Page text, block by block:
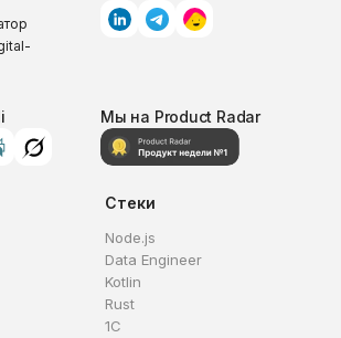
Мы на Product Radar
Стеки
Node.js
Data Engineer
Kotlin
Rust
1C